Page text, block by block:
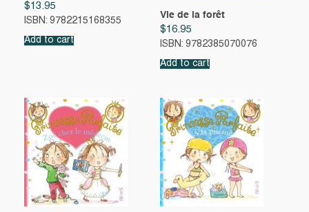
$13.95
ISBN: 9782215168355
Add to cart
Vie de la forêt
$16.95
ISBN: 9782385070076
Add to cart